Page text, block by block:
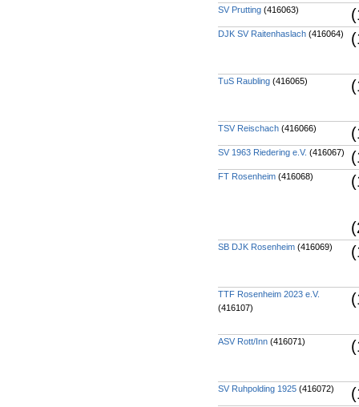
SV Prutting (416063)
DJK SV Raitenhaslach (416064)
TuS Raubling (416065)
TSV Reischach (416066)
SV 1963 Riedering e.V. (416067)
FT Rosenheim (416068)
SB DJK Rosenheim (416069)
TTF Rosenheim 2023 e.V.
(416107)
ASV Rott/Inn (416071)
SV Ruhpolding 1925 (416072)